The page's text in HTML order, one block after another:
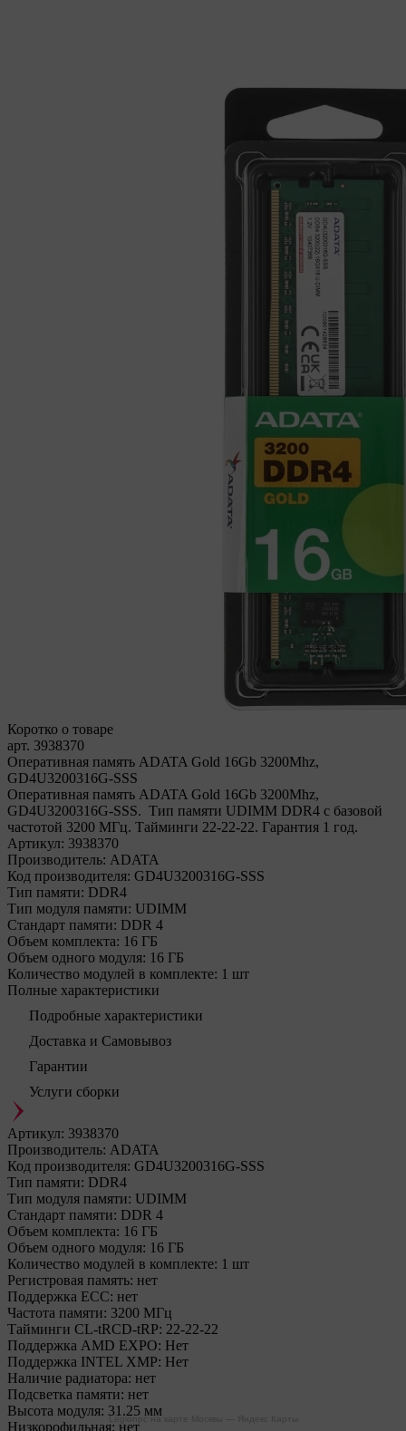
Коротко о товаре
арт. 3938370
Оперативная память ADATA Gold 16Gb 3200Mhz,
GD4U3200316G-SSS
Оперативная память ADATA Gold 16Gb 3200Mhz,
GD4U3200316G-SSS. Тип памяти UDIMM DDR4 с базовой
частотой 3200 МГц. Тайминги 22-22-22. Гарантия 1 год.
Артикул: 3938370
Производитель: ADATA
Код производителя: GD4U3200316G-SSS
Тип памяти: DDR4
Тип модуля памяти: UDIMM
Стандарт памяти: DDR 4
Объем комплекта: 16 ГБ
Объем одного модуля: 16 ГБ
Количество модулей в комплекте: 1 шт
Полные характеристики
Подробные характеристики
Доставка и Самовывоз
Гарантии
Услуги сборки
Артикул: 3938370
Производитель: ADATA
Код производителя: GD4U3200316G-SSS
Тип памяти: DDR4
Тип модуля памяти: UDIMM
Стандарт памяти: DDR 4
Объем комплекта: 16 ГБ
Объем одного модуля: 16 ГБ
Количество модулей в комплекте: 1 шт
Регистровая память: нет
Поддержка ECC: нет
Частота памяти: 3200 МГц
Тайминги CL-tRCD-tRP: 22-22-22
Поддержка AMD EXPO: Нет
Поддержка INTEL XMP: Нет
Наличие радиатора: нет
Подсветка памяти: нет
Высота модуля: 31.25 мм
Низкорофильная: нет
Legionpc на карте Москвы — Яндекс Карты